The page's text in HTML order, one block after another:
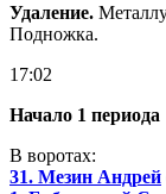
Удаление.
Подножка.
17:02
Начало 1 периода
В воротах:
31. Мезин Андрей